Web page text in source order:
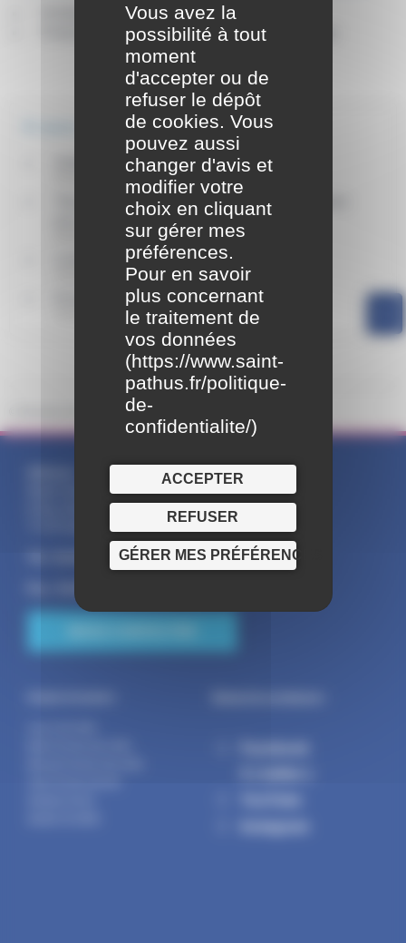
Fichiers judiciaires et de police judiciaire
Protection des données personnelles et de l'image
Nationalité française
Titres, carte de séjour et documents de circulation
pour étranger en France
Étranger - Europe
Carte grise (certificat d'immatriculation)
Transports - Mobilité
Permis de conduire
Transports - Mobilité
Direction de l'information légale et administrative
Mairie Saint-Pathus
6 Rue Saint Antoine
77178 Saint-Pathus
Tél : 01.60.01.01.73
Vous avez la
possibilité à tout
moment
d'accepter ou de
refuser le dépôt
de cookies. Vous
pouvez aussi
changer d'avis et
modifier votre
choix en cliquant
sur gérer mes
préférences.
Pour en savoir
plus concernant
le traitement de
vos données
(https://www.saint-
pathus.fr/politique-
de-
confidentialite/)
ACCEPTER
REFUSER
GÉRER MES PRÉFÉRENCES